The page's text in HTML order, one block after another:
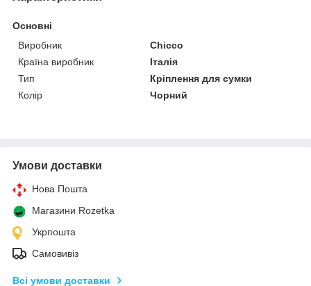
Основні
Виробник
Chicco
Країна виробник
Італія
Тип
Кріплення для сумки
Колір
Чорний
Умови доставки
Нова Пошта
Магазини Rozetka
Укрпошта
Самовивіз
Всі умови доставки